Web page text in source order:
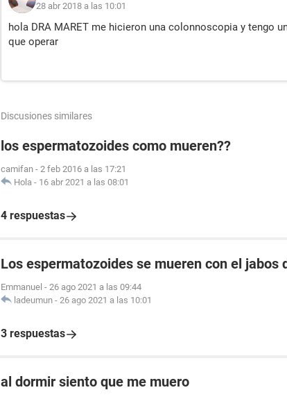
28 abr 2018 a las 10:01
hola DRA MARET me hicieron una colonnoscopia y tengo
que operar
Discusiones similares
los espermatozoides como mueren??
camifan - 2 feb 2016 a las 17:21
Hola - 16 abr 2021 a las 08:01
4 respuestas
Los espermatozoides se mueren con el jabos
Emmanuel - 26 ago 2021 a las 09:44
ladeumun - 26 ago 2021 a las 10:01
3 respuestas
al dormir siento que me muero